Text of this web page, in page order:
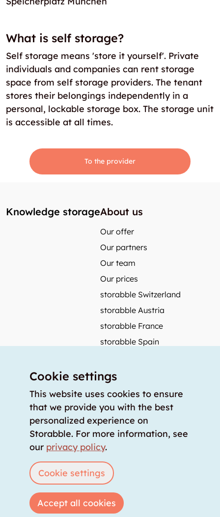
What is self storage?
Self storage means 'store it yourself'. Private
individuals and companies can rent storage
space from self storage providers. The tenant
stores their belongings independently in a
personal, lockable storage box. The storage unit
is accessible at all times.
To the provider
Knowledge storageAbout us
Our offer
Our partners
Our team
Our prices
storabble Switzerland
storabble Austria
storabble France
storabble Spain
Press coverage
How to calculate the size of a storage room?
How much does a storage room cost?
For storage providers
Login List storage room
Copyright © 2026 storabble|privacy policy
Cookie settings
This website uses cookies to ensure
that we provide you with the best
personalized experience on
Storabble. For more information, see
our privacy policy.
Cookie settings
Accept all cookies